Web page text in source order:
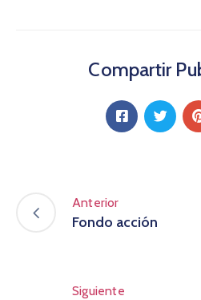
Compartir
Anterior
Fondo acción
Siguiente